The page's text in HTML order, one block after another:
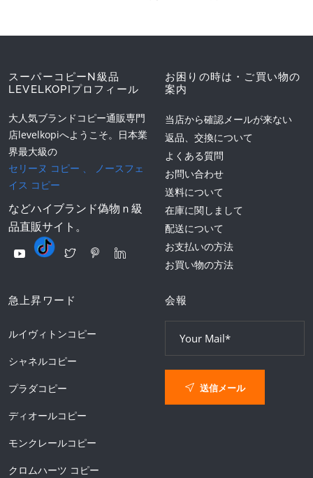
スーパーコピーN級品
LEVELKOPIプロフィール
大人気ブランドコピー通販専門
店levelkopiへようこそ。日本業
界最大級の
セリーヌ コピー 、
ノースフェ
イス コピー
などハイブランド偽物ｎ級
品直販サイト。
お困りの時は・ご買い物の
案内
当店から確認メールが来ない
返品、交換について
よくある質問
お問い合わせ
送料について
在庫に関しまして
配送について
お支払いの方法
お買い物の方法
急上昇ワード
ルイヴィトンコピー
シャネルコピー
プラダコピー
ディオールコピー
モンクレールコピー
クロムハーツ コピー
会報
送信メール